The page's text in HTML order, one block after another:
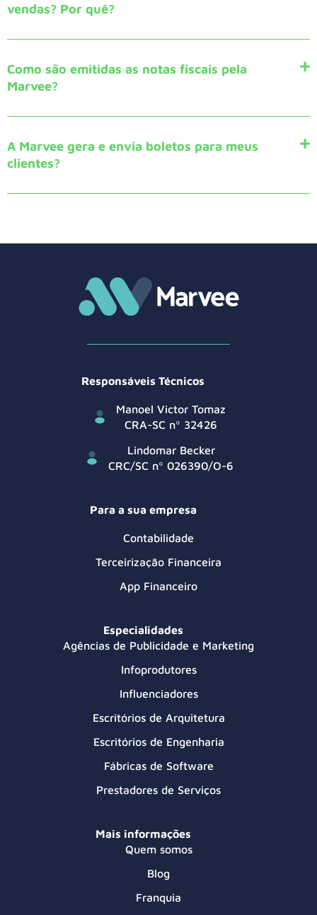
vendas? Por quê?
Como são emitidas as notas fiscais pela
Marvee?
A Marvee gera e envia boletos para meus
clientes?
Responsáveis Técnicos
Manoel Victor Tomaz
CRA-SC nº 32426
Lindomar Becker
CRC/SC nº 026390/O-6
Para a sua empresa
Contabilidade
Terceirização Financeira
App Financeiro
Especialidades
Agências de Publicidade e Marketing
Infoprodutores
Influenciadores
Escritórios de Arquitetura
Escritórios de Engenharia
Fábricas de Software
Prestadores de Serviços
Mais informações
Quem somos
Blog
Franquia